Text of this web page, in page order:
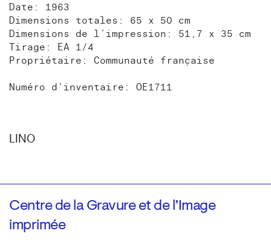
Date: 1963
Dimensions totales: 65 x 50 cm
Dimensions de l’impression: 51,7 x 35 cm
Tirage: EA 1/4
Propriétaire: Communauté française
Numéro d'inventaire: OE1711
LINO
Centre de la Gravure et de l’Image
imprimée